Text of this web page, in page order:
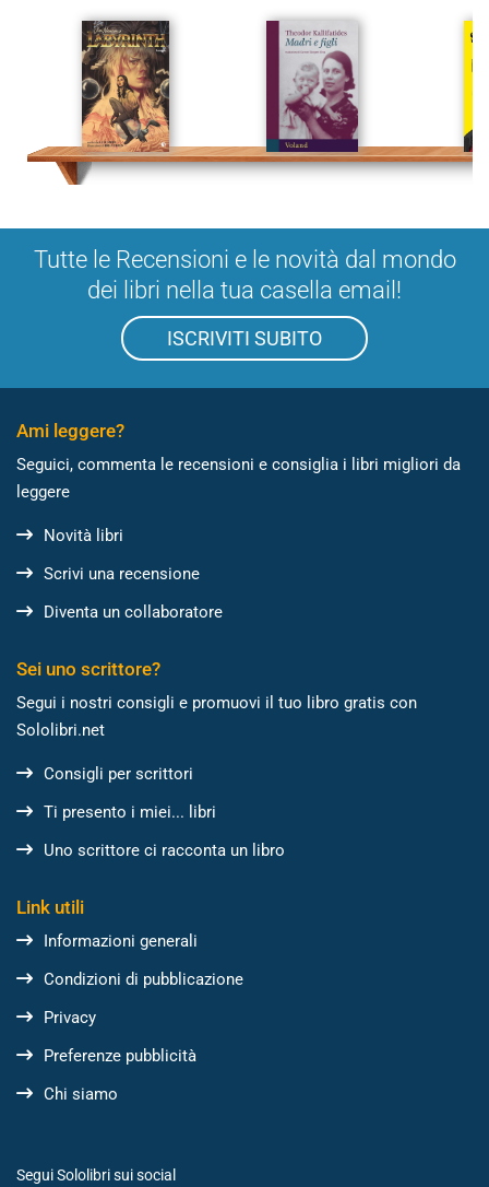
Tutte le Recensioni e le novità dal mondo
dei libri nella tua casella email!
ISCRIVITI SUBITO
Ami leggere?
Seguici, commenta le recensioni e consiglia i libri migliori da
leggere
Novità libri
Scrivi una recensione
Diventa un collaboratore
Sei uno scrittore?
Segui i nostri consigli e promuovi il tuo libro gratis con
Sololibri.net
Consigli per scrittori
Ti presento i miei... libri
Uno scrittore ci racconta un libro
Link utili
Informazioni generali
Condizioni di pubblicazione
Privacy
Preferenze pubblicità
Chi siamo
Segui Sololibri sui social